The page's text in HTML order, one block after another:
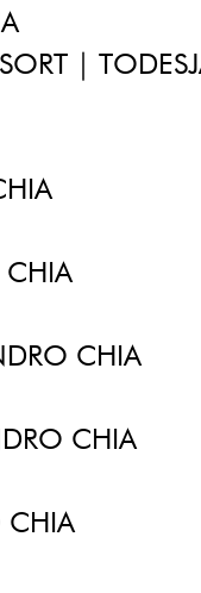
|
CHIA
CHIA
CHIA
CHIA